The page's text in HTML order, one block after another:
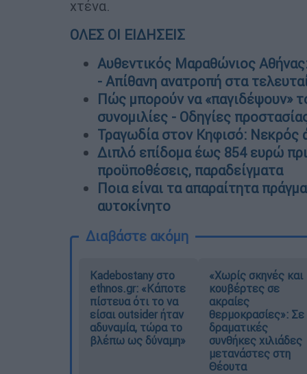
χτένα.
ΟΛΕΣ ΟΙ ΕΙΔΗΣΕΙΣ
Αυθεντικός Μαραθώνιος
- Απίθανη ανατροπή στα
Πώς μπορούν να «παγιδέψουν»
συνομιλίες - Οδηγίες
Τραγωδία στον Κηφισό: Νεκρός
Διπλό επίδομα έως 854 ευρώ
προϋποθέσεις, παραδείγματα
Ποια είναι τα απαραίτητα
αυτοκίνητο
Διαβάστε ακόμη
Kadebostany στο
ethnos.gr: «Κάποτε
πίστευα ότι το να
είσαι outsider ήταν
αδυναμία, τώρα το
βλέπω ως δύναμη»
«Χωρίς σκηνές και
κουβέρτες σε
ακραίες
θερμοκρασίες»: Σε
δραματικές
συνθήκες χιλιάδες
μετανάστες στη
Θέουτα